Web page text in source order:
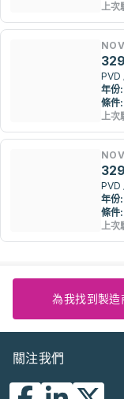
上次
PVD
年份:
條件:
上次
PVD
年份:
條件:
上次
為我找到製造
關注我們